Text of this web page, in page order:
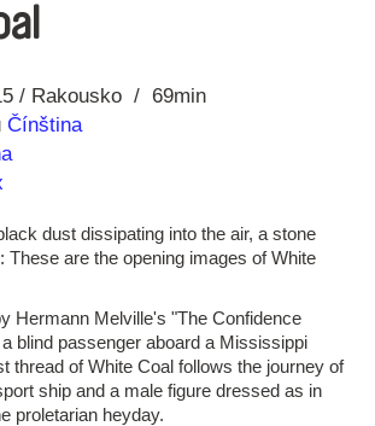
Rakousko
69min
Čínština
dust dissipating into the air, a stone
These are the opening images of White
Hermann Melville's "The Confidence
blind passenger aboard a Mississippi
thread of White Coal follows the journey of
ship and a male figure dressed as in
proletarian heyday.